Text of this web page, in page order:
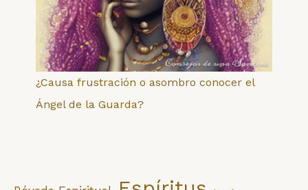
¿Causa frustración o asombro conocer el
Ángel de la Guarda?